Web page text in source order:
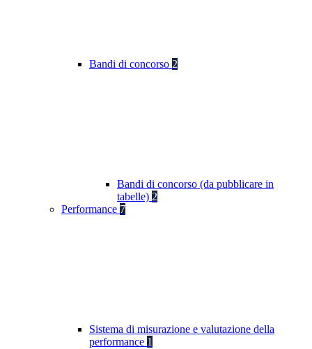
Bandi di concorso 2
Bandi di concorso (da pubblicare in
tabelle) 2
Performance 7
Sistema di misurazione e valutazione della
performance 1